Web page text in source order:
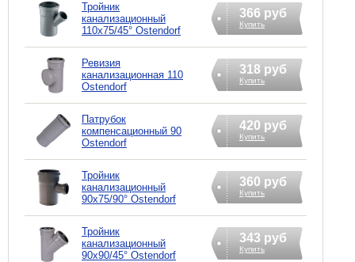
Тройник
канализационный
110х75/45° Ostendorf
366 руб
Купить
Ревизия
канализационная 110
Ostendorf
318 руб
Купить
Патрубок
компенсационный 90
Ostendorf
420 руб
Купить
Тройник
канализационный
90х75/90° Ostendorf
360 руб
Купить
Тройник
канализационный
90х90/45° Ostendorf
343 руб
Купить